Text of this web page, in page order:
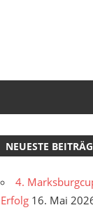
NEUESTE
4.
Erfolg 16. Mai